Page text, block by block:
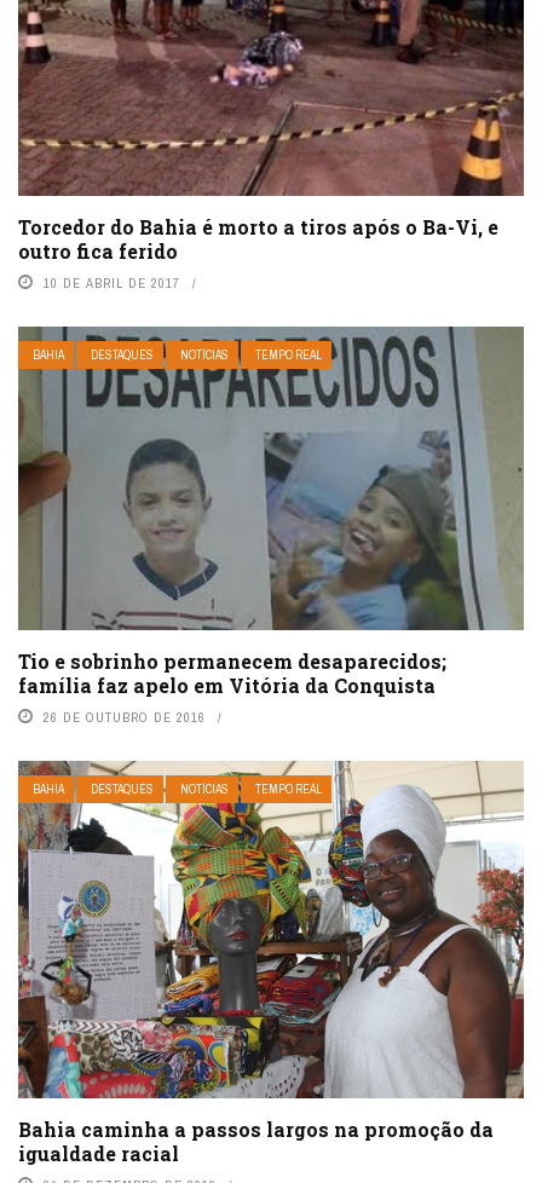
Torcedor do Bahia é morto a tiros após o Ba-Vi, e
outro fica ferido
10 DE ABRIL DE 2017
BAHIA DESTAQUES NOTÍCIAS TEMPO REAL
Tio e sobrinho permanecem desaparecidos;
família faz apelo em Vitória da Conquista
26 DE OUTUBRO DE 2016
BAHIA DESTAQUES NOTÍCIAS TEMPO REAL
Bahia caminha a passos largos na promoção da
igualdade racial